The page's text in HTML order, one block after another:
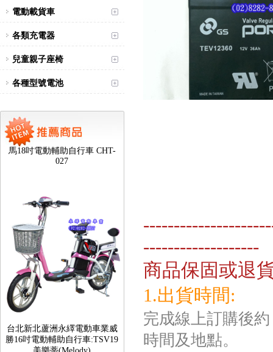
電動載貨車
各類充電器
兒童親子座椅
各種型號電池
台北新北蘆洲永繹電動車可愛
馬18吋電動輔助自行車 CHT-
台北新北蘆洲永繹電動車業威
美樂蒂(Melody)
-------------------
商品保固或退
1.出貨時間:
完成線上訂購後
時間及地點。